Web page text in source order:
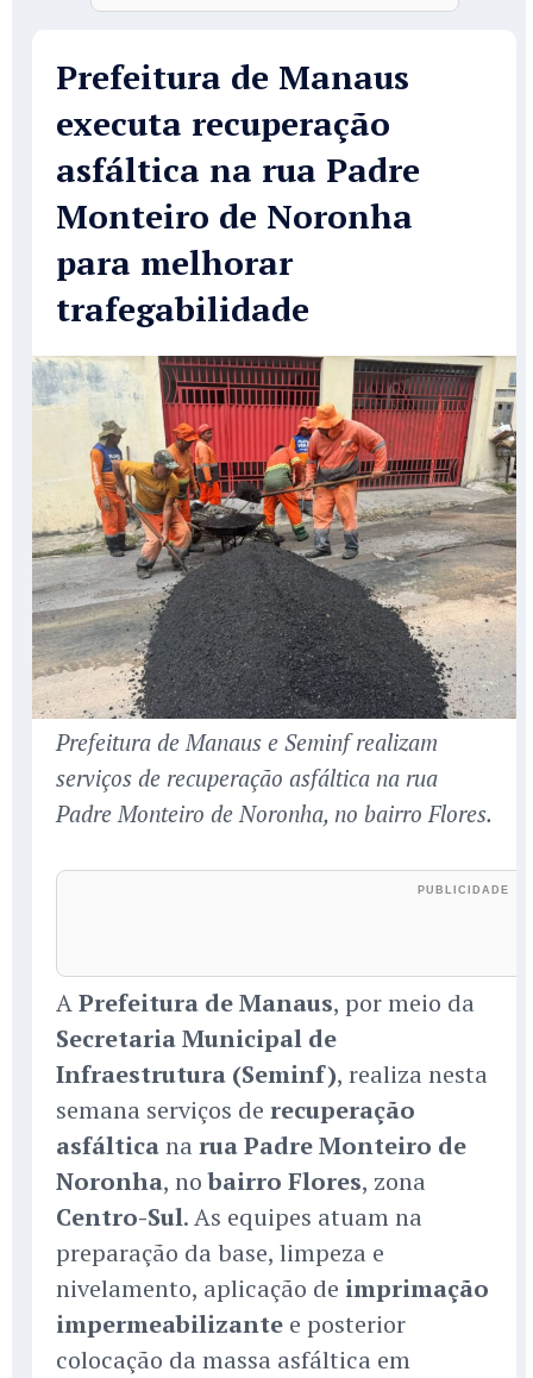
Prefeitura de Manaus
executa recuperação
asfáltica na rua Padre
Monteiro de Noronha
para melhorar
trafegabilidade
Prefeitura de Manaus e Seminf realizam
serviços de recuperação asfáltica na rua
Padre Monteiro de Noronha, no bairro Flores.
APrefeitura de Manaus, por meio da
Secretaria Municipal de
Infraestrutura (Seminf), realiza nesta
semana serviços de recuperação
asfálticana rua Padre Monteiro de
Noronha, nobairro Flores, zona
Centro-Sul. As equipes atuam na
preparação da base, limpeza e
nivelamento, aplicação de imprimação
impermeabilizante e posterior
colocação da massa asfáltica em